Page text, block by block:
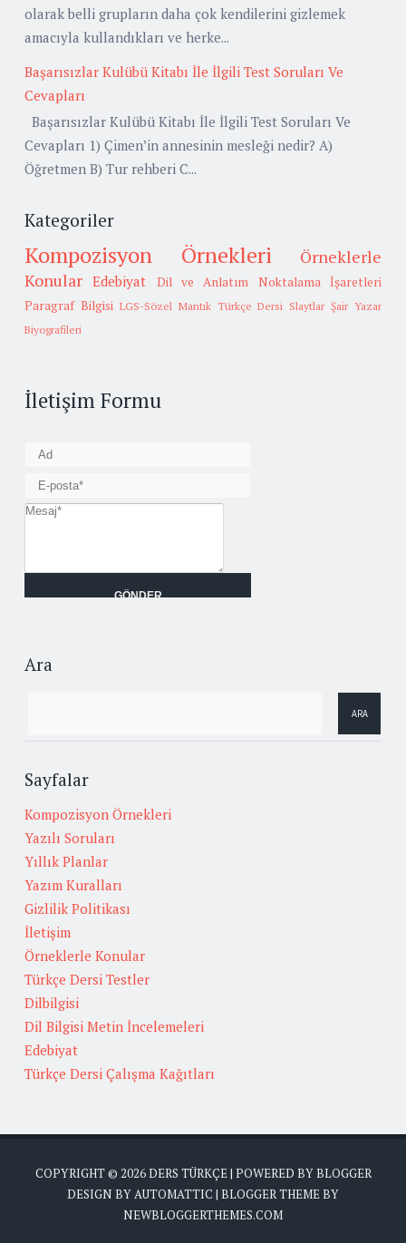
olarak belli grupların daha çok kendilerini gizlemek
amacıyla kullandıkları ve herke...
Başarısızlar Kulübü Kitabı İle İlgili Test Soruları Ve
Cevapları
Başarısızlar Kulübü Kitabı İle İlgili Test Soruları Ve
Cevapları 1) Çimen’in annesinin mesleği nedir? A)
Öğretmen B) Tur rehberi C...
Kategoriler
Kompozisyon Örnekleri
Örneklerle
Konular Edebiyat Dil ve Anlatım
Noktalama İşaretleri
Paragraf Bilgisi LGS-Sözel Mantık Türkçe Dersi Slaytlar Şair Yazar
Biyografileri
İletişim Formu
Ara
Sayfalar
Kompozisyon Örnekleri
Yazılı Soruları
Yıllık Planlar
Yazım Kuralları
Gizlilik Politikası
İletişim
Örneklerle Konular
Türkçe Dersi Testler
Dilbilgisi
Dil Bilgisi Metin İncelemeleri
Edebiyat
Türkçe Dersi Çalışma Kağıtları
COPYRIGHT © 2026DERS TÜRKÇE| POWERED BYBLOGGER
DESIGN BYAUTOMATTIC | BLOGGER THEME BY
NEWBLOGGERTHEMES.COM